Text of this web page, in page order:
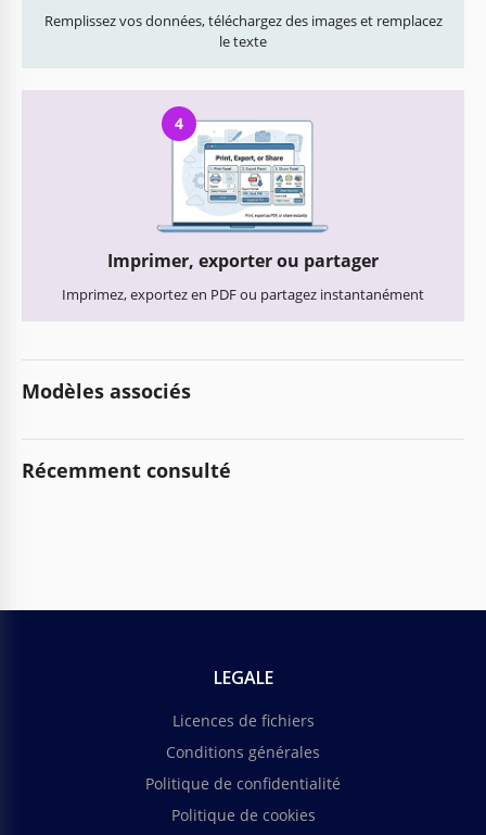
Remplissez vos données, téléchargez des images et remplacez
le texte
4
Imprimer, exporter ou partager
Imprimez, exportez en PDF ou partagez instantanément
Modèles associés
Récemment consulté
LEGALE
Licences de fichiers
Conditions générales
Politique de confidentialité
Politique de cookies